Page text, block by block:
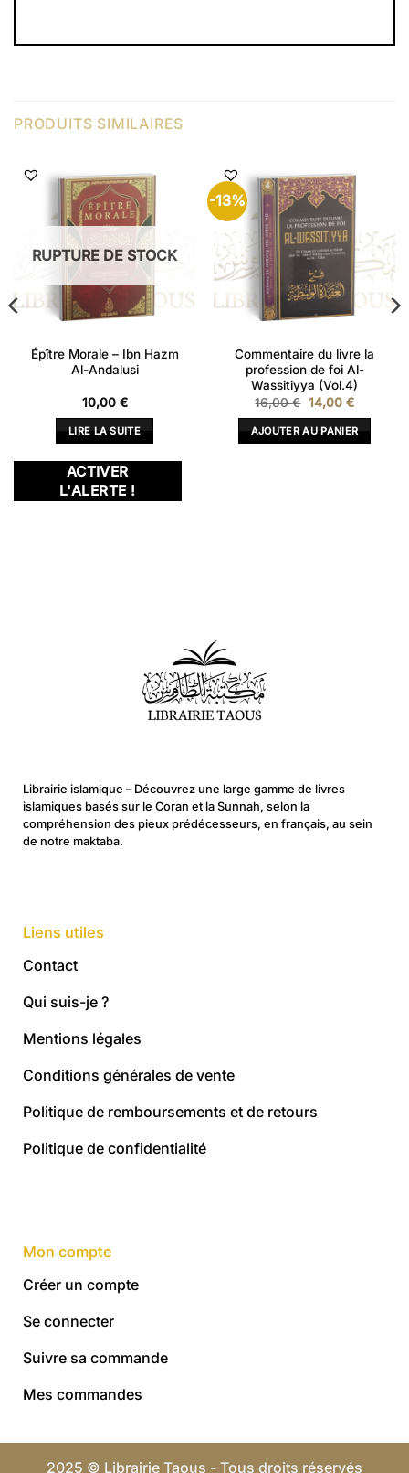
PRODUITS SIMILAIRES
RUPTURE DE STOCK
Épître Morale – Ibn Hazm
Al-Andalusi
10,00 €
LIRE LA SUITE
ACTIVER
L'ALERTE !
-13%
Commentaire du livre la
profession de foi Al-
Wassitiyya (Vol.4)
16,00€ Le
prix
initial
était :
16,00 €.
14,00 €Le
actuel
est :
14,00 €.
AJOUTER AU PANIER
Librairie islamique – Découvrez une large gamme de livres
islamiques basés sur le Coran et la Sunnah, selon la
compréhension des pieux prédécesseurs, en français, au sein
de notre maktaba.
Liens utiles
Contact
Qui suis-je ?
Mentions légales
Conditions générales de vente
Politique de remboursements et de retours
Politique de confidentialité
Mon compte
Créer un compte
Se connecter
Suivre sa commande
Mes commandes
2025 © Librairie Taous - Tous droits réservés